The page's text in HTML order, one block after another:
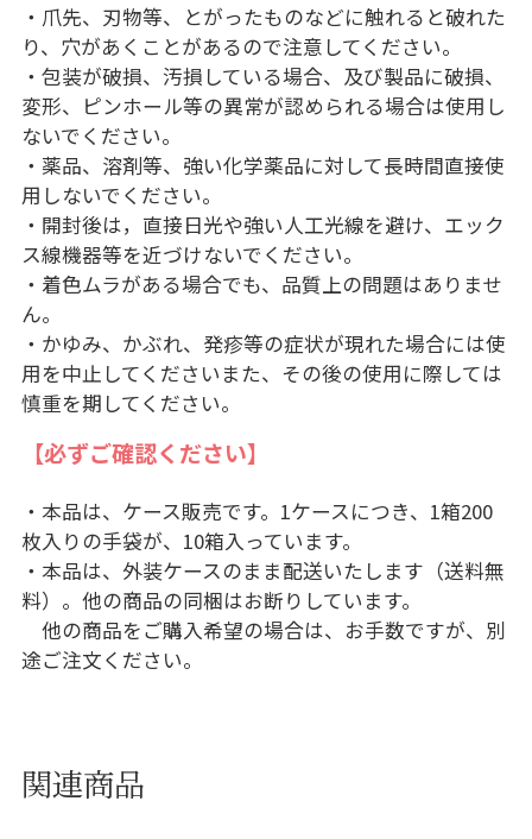
・爪先、刃物等、とがったものなどに触れると破れた
り、穴があくことがあるので注意してください。
・包装が破損、汚損している場合、及び製品に破損、
変形、ピンホール等の異常が認められる場合は使用し
ないでください。
・薬品、溶剤等、強い化学薬品に対して長時間直接使
用しないでください。
・開封後は，直接日光や強い人工光線を避け、エック
ス線機器等を近づけないでください。
・着色ムラがある場合でも、品質上の問題はありませ
ん。
・かゆみ、かぶれ、発疹等の症状が現れた場合には使
用を中止してくださいまた、その後の使用に際しては
慎重を期してください。
【必ずご確認ください】
・本品は、ケース販売です。1ケースにつき、1箱200
枚入りの手袋が、10箱入っています。
・本品は、外装ケースのまま配送いたします（送料無
料）。他の商品の同梱はお断りしています。
他の商品をご購入希望の場合は、お手数ですが、別
途ご注文ください。
関連商品